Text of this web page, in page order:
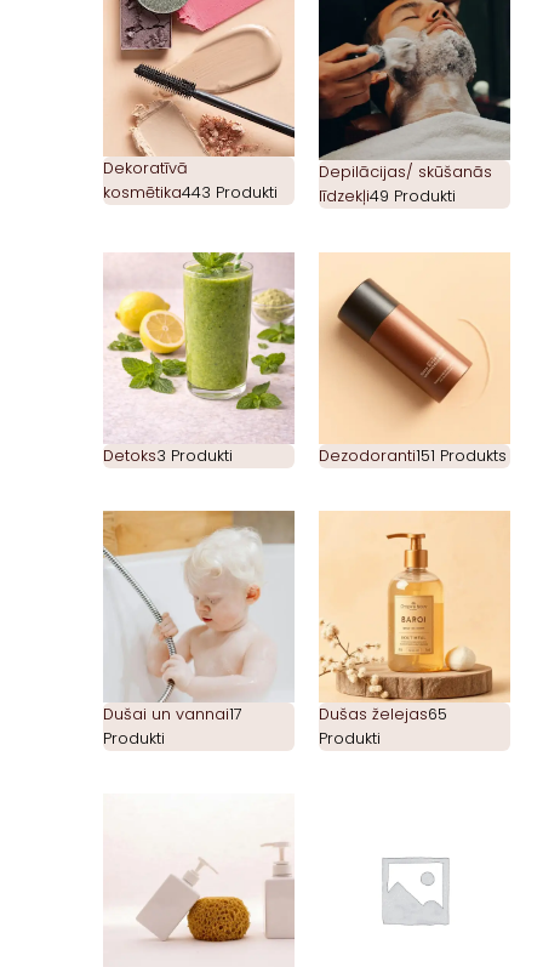
Dekoratīvā
kosmētika443 Produkti
Depilācijas/ skūšanās
līdzekļi49 Produkti
Detoks3 Produkti Dezodoranti151 Produkts
Dušai un vannai17
Produkti
Dušas želejas65
Produkti